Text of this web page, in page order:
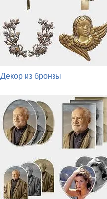
Декор из бронзы